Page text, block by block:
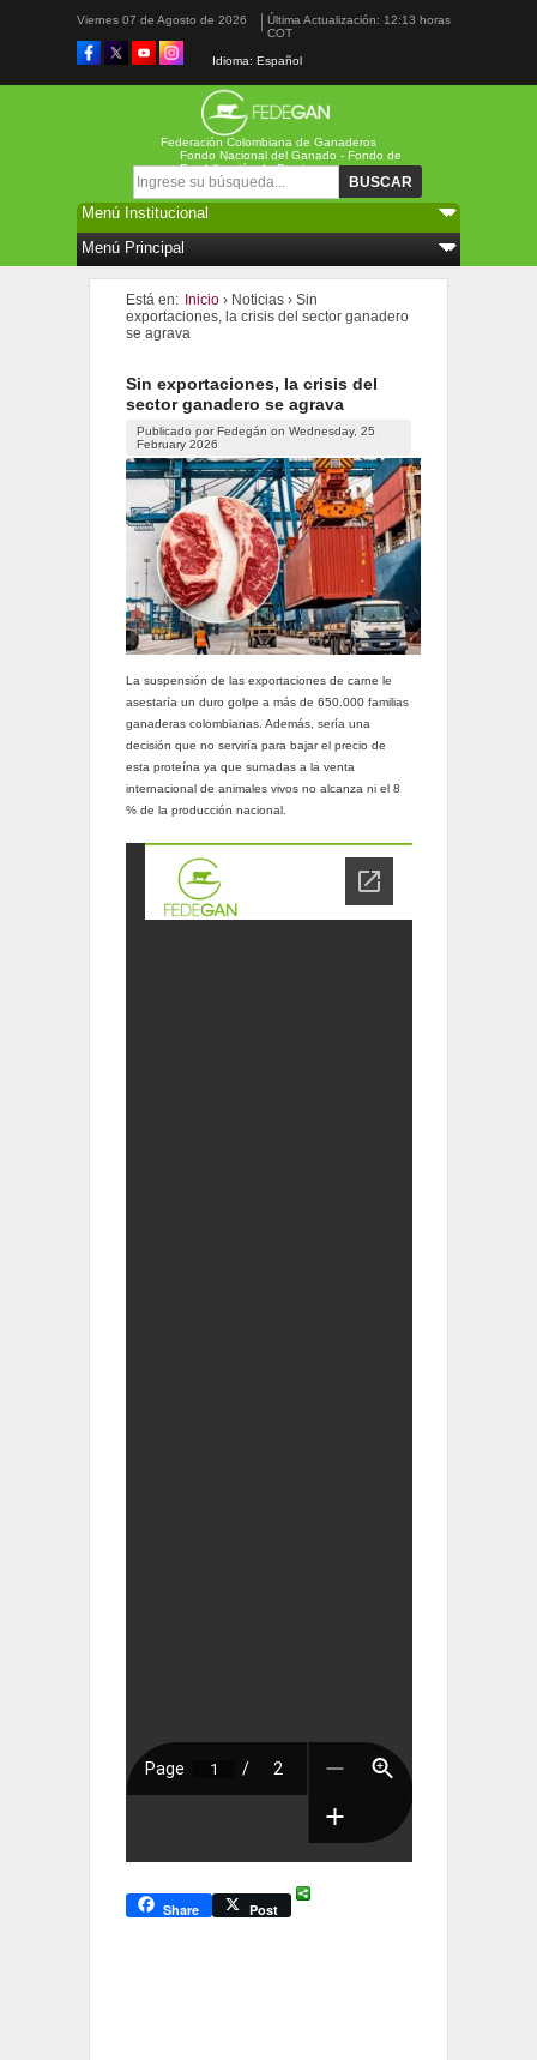
Viernes 07 de Agosto de 2026
Última Actualización: 12:13 horas
COT
Idioma: Español
Federación Colombiana de Ganaderos
Formulario de búsqueda
Fondo Nacional del Ganado - Fondo de
Estabilización de Precios
Está en: Inicio › Noticias › Sin
exportaciones, la crisis del sector ganadero
se agrava
Sin exportaciones, la crisis del
sector ganadero se agrava
Publicado por Fedegán on Wednesday, 25
February 2026
La suspensión de las exportaciones de carne le
asestaría un duro golpe a más de 650.000 familias
ganaderas colombianas. Además, sería una
decisión que no serviría para bajar el precio de
esta proteína ya que sumadas a la venta
internacional de animales vivos no alcanza ni el 8
% de la producción nacional.
Share Post